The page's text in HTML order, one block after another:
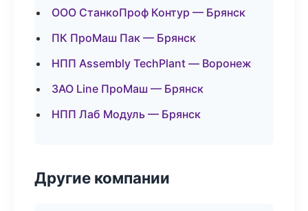
ООО СтанкоПроф Контур — Брянск
ПК ПроМаш Пак — Брянск
НПП Assembly TechPlant — Воронеж
ЗАО Line ПроМаш — Брянск
НПП Лаб Модуль — Брянск
Другие компании